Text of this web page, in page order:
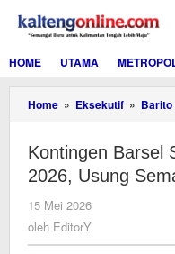
konten
HOME
UTAMA
Home » Eksekutif » Barito
Kontingen Barsel
2026, Usung
15 Mei 2026
oleh EditorY